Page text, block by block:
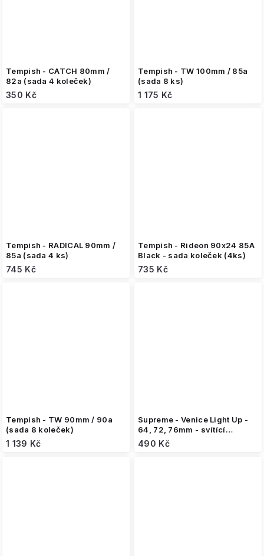
Tempish - CATCH 80mm /
82a (sada 4 koleček)
350 Kč
Tempish - TW 100mm / 85a
(sada 8 ks)
1 175 Kč
Tempish - RADICAL 90mm /
85a (sada 4 ks)
745 Kč
Tempish - Rideon 90x24 85A
Black - sada koleček (4ks)
735 Kč
Tempish - TW 90mm / 90a
(sada 8 koleček)
1 139 Kč
Supreme - Venice Light Up -
64, 72, 76mm - svítící
kolečka na brusle (4 kusy)
490 Kč